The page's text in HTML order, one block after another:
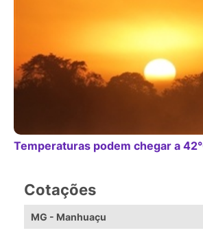
Temperaturas podem chegar a
Cotações
MG - Manhuaçu